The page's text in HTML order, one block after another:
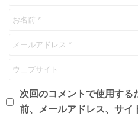
次回のコメントで使用する
前、メールアドレス、サイ